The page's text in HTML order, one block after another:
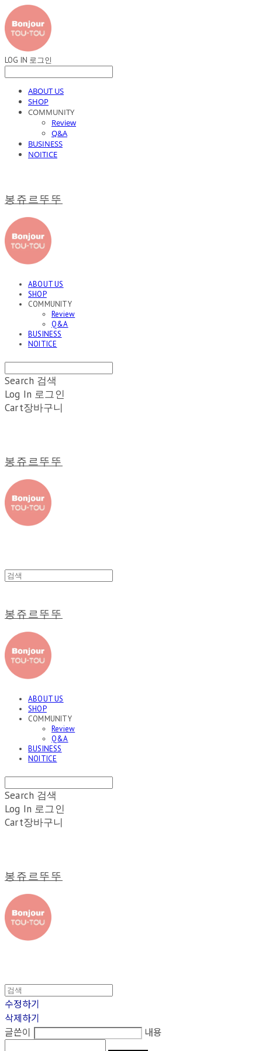
LOG IN 로그인
ABOUT US
SHOP
COMMUNITY
Review
Q&A
BUSINESS
NOITICE
봉쥬르뚜뚜
ABOUT US
SHOP
COMMUNITY
Review
Q&A
BUSINESS
NOITICE
Search 검색
Log In 로그인
Cart장바구니
봉쥬르뚜뚜
봉쥬르뚜뚜
ABOUT US
SHOP
COMMUNITY
Review
Q&A
BUSINESS
NOITICE
Search 검색
Log In 로그인
Cart장바구니
봉쥬르뚜뚜
수정하기
삭제하기
글쓴이
내용